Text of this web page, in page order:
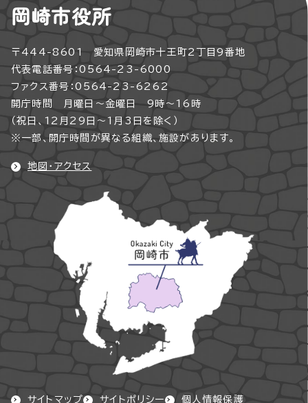
岡崎市役所
〒444-8601 愛知県岡崎市十王町2丁目9番地
代表電話番号：0564-23-6000
ファクス番号：0564-23-6262
開庁時間 月曜日～金曜日 9時～16時
（祝日、12月29日～1月3日を除く）
※一部、開庁時間が異なる組織、施設があります。
地図・アクセス
サイトマップ サイトポリシー 個人情報保護